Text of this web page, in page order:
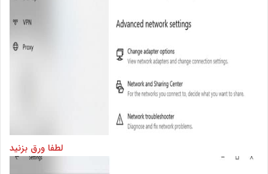
لطفا ورق بزنید